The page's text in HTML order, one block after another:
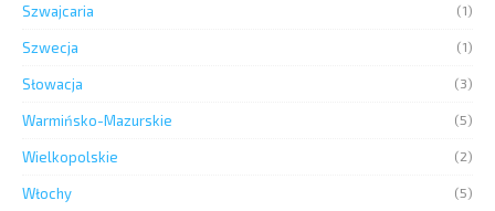
Szwajcaria (1)
Szwecja (1)
Słowacja (3)
Warmińsko-Mazurskie (5)
Wielkopolskie (2)
Włochy (5)